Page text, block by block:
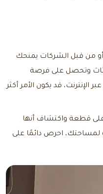
أو من قبل الشركات يمنحك
وتحصل على فرصة
قد يكون الأمر أكثر
قطعة واكتشاف أنها
لمساحتك، احرص دائمًا على